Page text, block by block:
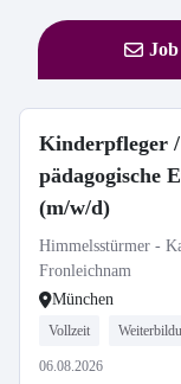
Kinderpfleger
pädagogische
(m/w/d)
Himmelsstürmer -
Fronleichnam
München
Vollzeit
06.08.2026